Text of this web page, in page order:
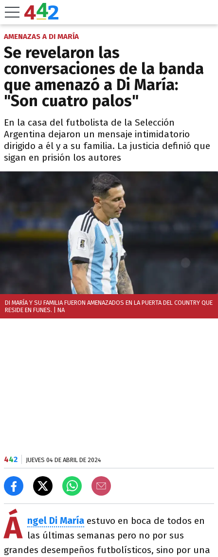
AMENAZAS A DI MARÍA
Se revelaron las
conversaciones de la banda
que amenazó a Di María:
"Son cuatro palos"
En la casa del futbolista de la Selección
Argentina dejaron un mensaje intimidatorio
dirigido a él y a su familia. La justicia definió que
sigan en prisión los autores
DI MARÍA Y SU FAMILIA FUERON AMENAZADOS EN LA PUERTA DEL COUNTRY QUE
RESIDE EN FUNES. | NA
442 JUEVES 04 DE ABRIL DE 2024
Á ngel Di María estuvo en boca de todos en
las últimas semanas pero no por sus
grandes desempeños futbolísticos, sino por una